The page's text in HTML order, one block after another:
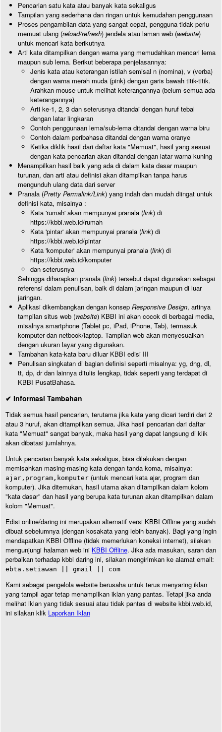
Pencarian satu kata atau banyak kata sekaligus
Tampilan yang sederhana dan ringan untuk kemudahan penggunaan
Proses pengambilan data yang sangat cepat, pengguna tidak perlu
memuat ulang (reload/refresh) jendela atau laman web (website)
untuk mencari kata berikutnya
Arti kata ditampilkan dengan warna yang memudahkan mencari lema
maupun sub lema. Berikut beberapa penjelasannya:
Jenis kata atau keterangan istilah semisal n (nomina), v (verba)
dengan warna merah muda (pink) dengan garis bawah titik-titik.
Arahkan mouse untuk melihat keterangannya (belum semua ada
keterangannya)
Arti ke-1, 2, 3 dan seterusnya ditandai dengan huruf tebal
dengan latar lingkaran
Contoh penggunaan lema/sub-lema ditandai dengan warna biru
Contoh dalam peribahasa ditandai dengan warna oranye
Ketika diklik hasil dari daftar kata "Memuat", hasil yang sesuai
dengan kata pencarian akan ditandai dengan latar warna kuning
Menampilkan hasil baik yang ada di dalam kata dasar maupun
turunan, dan arti atau definisi akan ditampilkan tanpa harus
mengunduh ulang data dari server
Pranala (Pretty Permalink/Link) yang indah dan mudah diingat untuk
definisi kata, misalnya :
Kata 'rumah' akan mempunyai pranala (link) di
https://kbbi.web.id/rumah
Kata 'pintar' akan mempunyai pranala (link) di
https://kbbi.web.id/pintar
Kata 'komputer' akan mempunyai pranala (link) di
https://kbbi.web.id/komputer
dan seterusnya
Sehingga diharapkan pranala (link) tersebut dapat digunakan sebagai
referensi dalam penulisan, baik di dalam jaringan maupun di luar
jaringan.
Aplikasi dikembangkan dengan konsep Responsive Design, artinya
tampilan situs web (website) KBBI ini akan cocok di berbagai media,
misalnya smartphone (Tablet pc, iPad, iPhone, Tab), termasuk
komputer dan netbook/laptop. Tampilan web akan menyesuaikan
dengan ukuran layar yang digunakan.
Tambahan kata-kata baru diluar KBBI edisi III
Penulisan singkatan di bagian definisi seperti misalnya: yg, dng, dl,
tt, dp, dr dan lainnya ditulis lengkap, tidak seperti yang terdapat di
KBBI PusatBahasa.
✔ Informasi Tambahan
Tidak semua hasil pencarian, terutama jika kata yang dicari terdiri dari 2
atau 3 huruf, akan ditampilkan semua. Jika hasil pencarian dari daftar
kata "Memuat" sangat banyak, maka hasil yang dapat langsung di klik
akan dibatasi jumlahnya.
Untuk pencarian banyak kata sekaligus, bisa dilakukan dengan
memisahkan masing-masing kata dengan tanda koma, misalnya:
ajar,program,komputer (untuk mencari kata ajar, program dan
komputer). Jika ditemukan, hasil utama akan ditampilkan dalam kolom
"kata dasar" dan hasil yang berupa kata turunan akan ditampilkan dalam
kolom "Memuat".
Edisi online/daring ini merupakan alternatif versi KBBI Offline yang sudah
dibuat sebelumnya (dengan kosakata yang lebih banyak). Bagi yang ingin
mendapatkan KBBI Offline (tidak memerlukan koneksi internet), silakan
mengunjungi halaman web ini KBBI Offline. Jika ada masukan, saran dan
perbaikan terhadap kbbi daring ini, silakan mengirimkan ke alamat email:
ebta.setiawan || gmail || com
Kami sebagai pengelola website berusaha untuk terus menyaring iklan
yang tampil agar tetap menampilkan iklan yang pantas. Tetapi jika anda
melihat iklan yang tidak sesuai atau tidak pantas di website kbbi.web.id,
ini silakan klik Laporkan Iklan